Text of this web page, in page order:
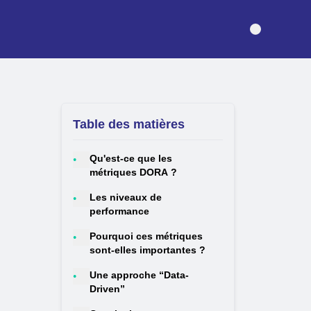
Table des matières
•
Qu'est-ce que les
métriques DORA ?
•
Les niveaux de
performance
•
Pourquoi ces métriques
sont-elles importantes ?
•
Une approche “Data-
Driven”